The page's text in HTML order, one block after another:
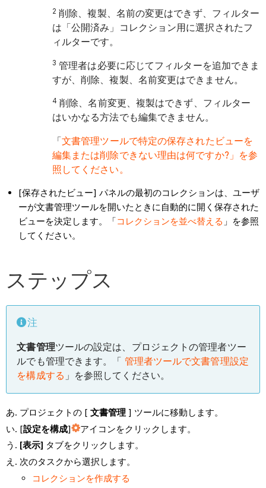
2 削除、複製、名前の変更はできず、フィルター
は「公開済み」コレクション用に選択されたフ
ィルターです。
3 管理者は必要に応じてフィルターを追加できま
すが、削除、複製、名前変更はできません。
4 削除、名前変更、複製はできず、フィルター
はいかなる方法でも編集できません。
「文書管理ツールで特定の保存されたビューを
編集または削除できない理由は何ですか?」を参
照してください。
[保存されたビュー] パネルの最初のコレクションは、ユーザ
ーが文書管理ツールを開いたときに自動的に開く保存された
ビューを決定します。「コレクションを並べ替える 」を参照
してください。
ステップス
注
文書管理ツールの設定は、プロジェクトの管理者ツー
ルでも管理できます。「 管理者ツールで文書管理設定
を構成する 」を参照してください。
プロジェクトの [ 文書管理 ] ツールに移動します。
[設定を構成]
アイコンをクリックします。
[表示] タブをクリックします。
次のタスクから選択します。
コレクションを作成する